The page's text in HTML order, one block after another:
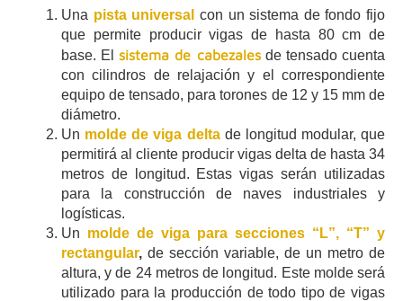
Una pista universal con un sistema de fondo fijo
que permite producir vigas de hasta 80 cm de
base. Elsistema de cabezales de tensado cuenta
con cilindros de relajación y el correspondiente
equipo de tensado, para torones de 12 y 15 mm de
diámetro.
Un molde de viga deltade longitud modular, que
permitirá al cliente producir vigas delta de hasta 34
metros de longitud. Estas vigas serán utilizadas
para la construcción de naves industriales y
logísticas.
Un molde de viga para secciones “L”, “T” y
rectangular, de sección variable, de un metro de
altura, y de 24 metros de longitud. Este molde será
utilizado para la producción de todo tipo de vigas